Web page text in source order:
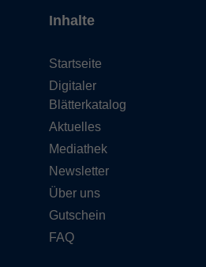
Inhalte
Startseite
Digitaler
Blätterkatalog
Aktuelles
Mediathek
Newsletter
Über uns
Gutschein
FAQ